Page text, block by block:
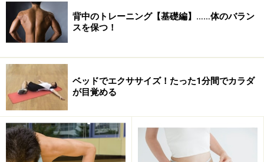
の運動不足を解消
腸腰筋は股関節を動かす「レッグシザーズ」で鍛え
る
腸腰筋を目覚めさせる「ニートゥタッチ」
で日ごろの運動不足を解消
いつでもどこでも、誰でも簡単にできる「ニートゥタッ
チ」は、日ごろ運動不足の方を自覚されている方にぜひ
実践して頂きたい種目です。家事や仕事のすき間時間を
背中のトレーニング【基礎編】……体のバラン
スを保つ！
ベッドでエクササイズ！たった1分間でカラダ
が目覚める